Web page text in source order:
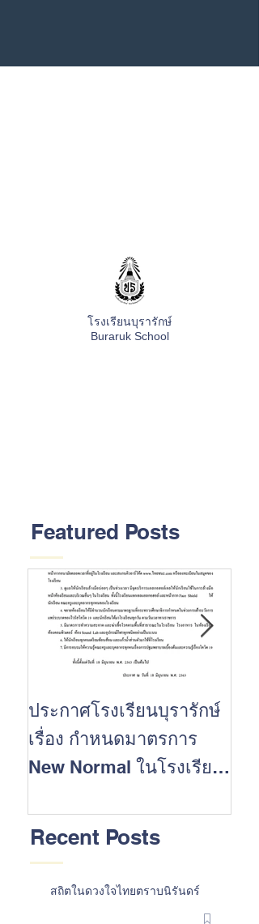
โรงเรียนบุรารักษ์
Buraruk School
Featured Posts
ประกาศโรงเรียนบุรารักษ์
เรื่อง กำหนดมาตรการ
New Normal ในโรงเรียน
2563
Recent Posts
สถิตในดวงใจไทยตราบนิรันดร์